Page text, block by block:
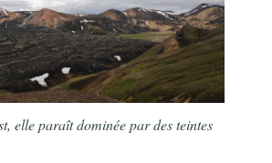
elle paraît dominée par des teintes